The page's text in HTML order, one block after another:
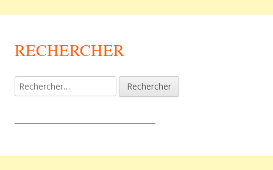
RECHERCHER
Rechercher :